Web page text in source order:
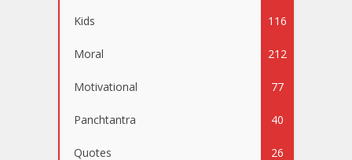
Kids 116
Moral 212
Motivational 77
Panchtantra 40
Quotes 26